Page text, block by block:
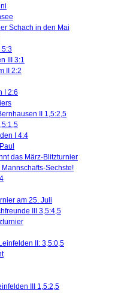
Schach in den Mai
5:3
III 3:1
II 2:2
I 2:6
II 1,5:2,5
I 4:4
das März-Blitzturnier
Sechste!
am 25. Juli
III 3,5:4,5
II: 3,5:0,5
III 1,5:2,5